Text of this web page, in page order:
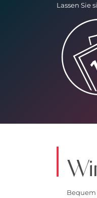
Lassen Sie
Bequem